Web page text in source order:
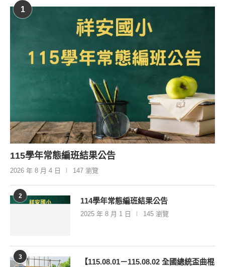
1
115學年常態編班結果公告
2026 年 8 月 4 日 147 瀏覽
2
114學年常態編班結果公告
2025 年 8 月 1 日 145 瀏覽
3
【115.08.01－115.08.02 全國總統盃曲棍